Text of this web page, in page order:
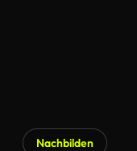
Nachbilden